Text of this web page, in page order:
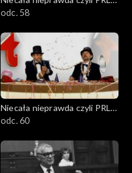
w DTV
odc. 58
Niecała nieprawda czyli PRL
w DTV
odc. 60